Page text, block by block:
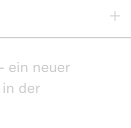
ein neuer
der